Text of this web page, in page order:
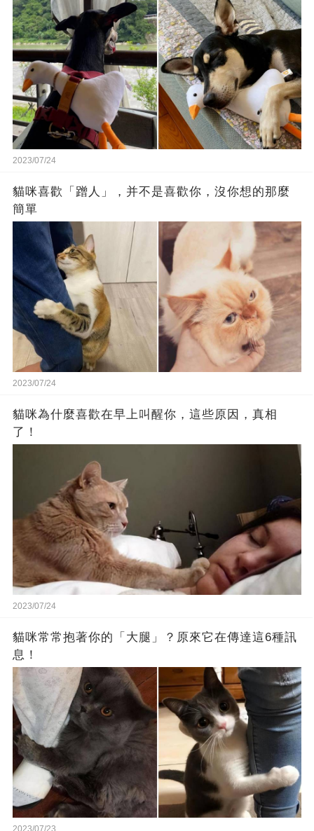
2023/07/24
貓咪喜歡「蹭人」，并不是喜歡你，沒你想的那麼
簡單
2023/07/24
貓咪為什麼喜歡在早上叫醒你，這些原因，真相
了！
2023/07/24
貓咪常常抱著你的「大腿」？原來它在傳達這6種訊
息！